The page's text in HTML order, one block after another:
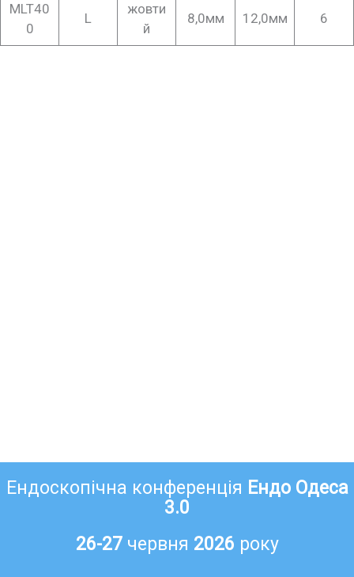
MLT40
0
L
жовти
й
8,0мм 12,0мм 6
Ендоскопічна конференція Ендо Одеса
3.0
26-27 червня 2026 року